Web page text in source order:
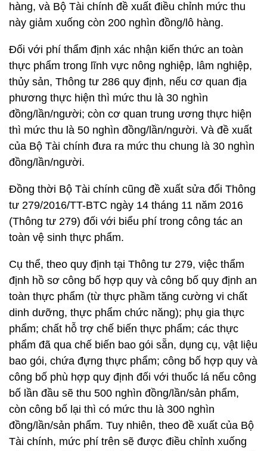
hàng, và Bộ Tài chính đề xuất điều chỉnh mức thu
này giảm xuống còn 200 nghìn đồng/lô hàng.
Đối với phí thẩm định xác nhận kiến thức an toàn
thực phẩm trong lĩnh vực nông nghiệp, lâm nghiệp,
thủy sản, Thông tư 286 quy định, nếu cơ quan địa
phương thực hiện thì mức thu là 30 nghìn
đồng/lần/người; còn cơ quan trung ương thực hiện
thì mức thu là 50 nghìn đồng/lần/người. Và đề xuất
của Bộ Tài chính đưa ra mức thu chung là 30 nghìn
đồng/lần/người.
Đồng thời Bộ Tài chính cũng đề xuất sửa đổi Thông
tư 279/2016/TT-BTC ngày 14 tháng 11 năm 2016
(Thông tư 279) đối với biểu phí trong công tác an
toàn vệ sinh thực phẩm.
Cụ thể, theo quy định tại Thông tư 279, việc thẩm
định hồ sơ công bố hợp quy và công bố quy định an
toàn thực phẩm (từ thực phầm tăng cường vi chất
dinh dưỡng, thực phẩm chức năng); phụ gia thực
phẩm; chất hỗ trợ chế biến thực phẩm; các thực
phẩm đã qua chế biến bao gói sẵn, dụng cụ, vật liệu
bao gói, chứa đựng thực phẩm; công bố hợp quy và
công bố phù hợp quy định đối với thuốc lá nếu công
bố lần đầu sẽ thu 500 nghìn đồng/lần/sản phẩm,
còn công bố lại thì có mức thu là 300 nghìn
đồng/lần/sản phẩm. Tuy nhiên, theo đề xuất của Bộ
Tài chính, mức phí trên sẽ được điều chỉnh xuống